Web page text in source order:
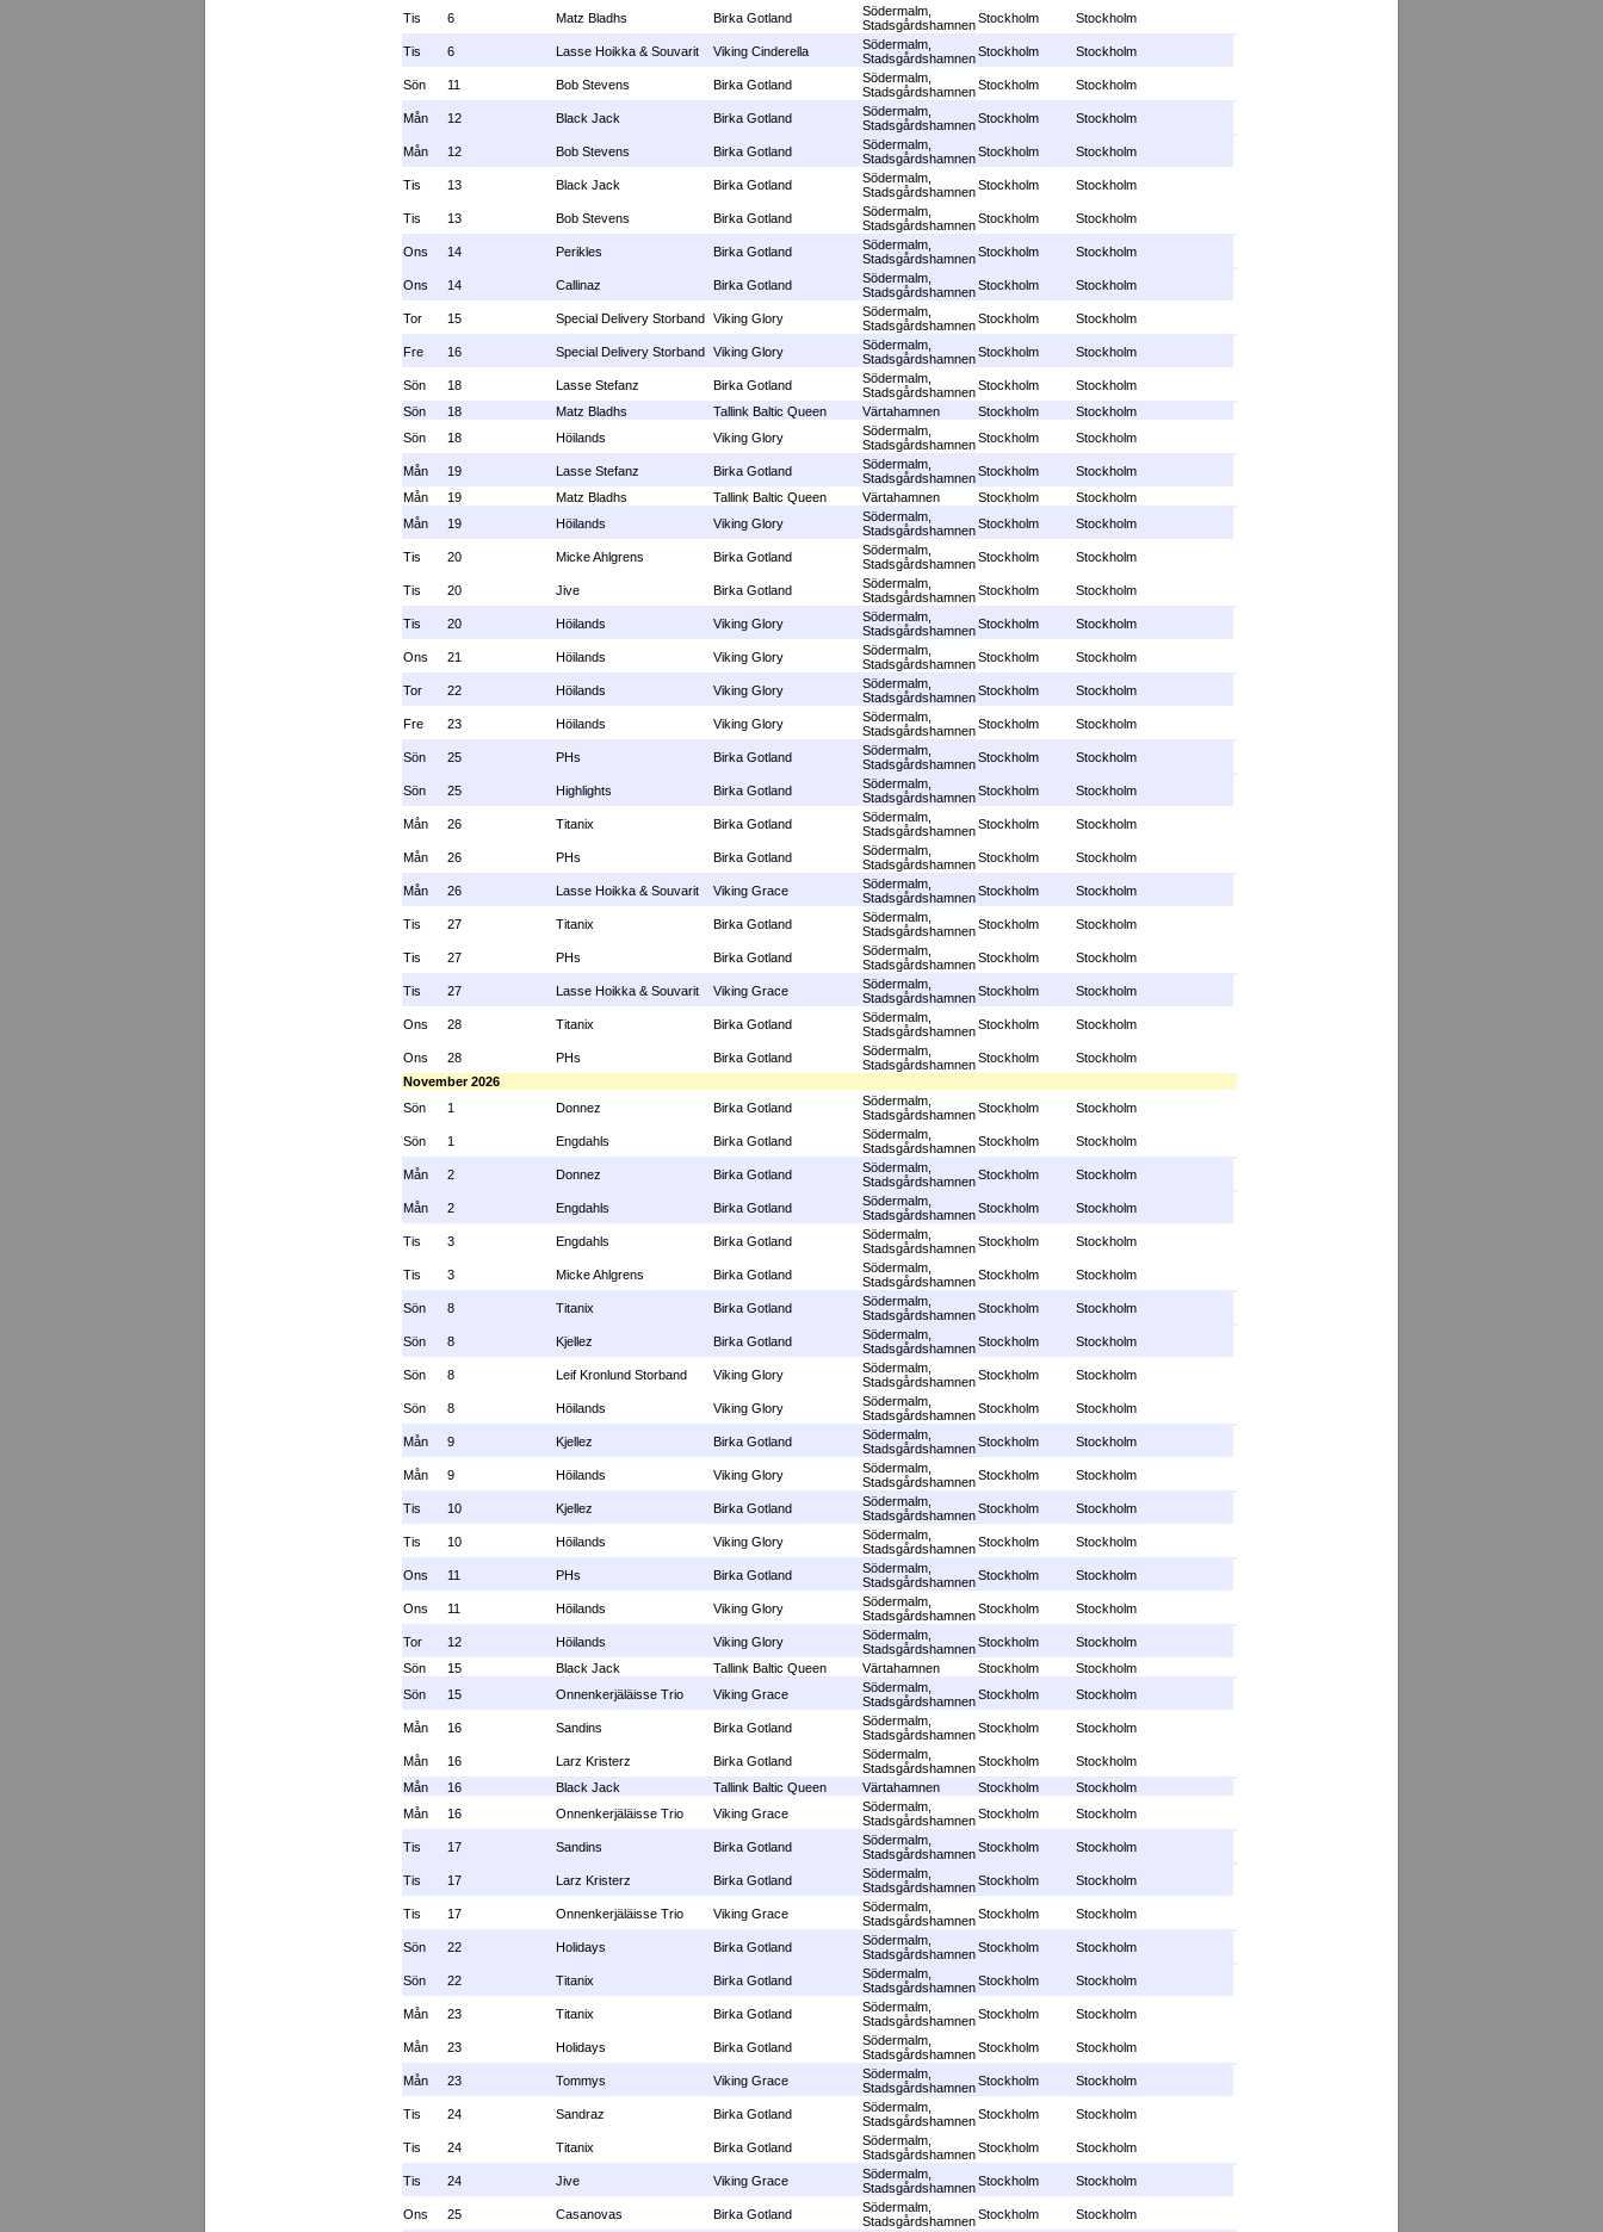
Tis 6 Matz Bladhs Birka Gotland
Södermalm,
StadsgårdshamnenStockholm Stockholm
Tis 6 Lasse Hoikka & Souvarit Viking Cinderella
Södermalm,
StadsgårdshamnenStockholm Stockholm
Sön 11 Bob Stevens Birka Gotland
Södermalm,
StadsgårdshamnenStockholm Stockholm
Mån 12 Black Jack Birka Gotland
Södermalm,
StadsgårdshamnenStockholm Stockholm
Mån 12 Bob Stevens Birka Gotland
Södermalm,
StadsgårdshamnenStockholm Stockholm
Tis 13 Black Jack Birka Gotland
Södermalm,
StadsgårdshamnenStockholm Stockholm
Tis 13 Bob Stevens Birka Gotland
Södermalm,
StadsgårdshamnenStockholm Stockholm
Ons 14 Perikles Birka Gotland
Södermalm,
StadsgårdshamnenStockholm Stockholm
Ons 14 Callinaz Birka Gotland
Södermalm,
StadsgårdshamnenStockholm Stockholm
Tor 15 Special Delivery Storband Viking Glory
Södermalm,
StadsgårdshamnenStockholm Stockholm
Fre 16 Special Delivery Storband Viking Glory
Södermalm,
StadsgårdshamnenStockholm Stockholm
Sön 18 Lasse Stefanz Birka Gotland
Södermalm,
StadsgårdshamnenStockholm
Stockholm
Sön
18 Matz Bladhs Tallink Baltic Queen Värtahamnen Stockholm
Stockholm
Sön
18 Höilands Viking Glory
Södermalm,
StadsgårdshamnenStockholm Stockholm
Mån 19 Lasse Stefanz Birka Gotland
Södermalm,
StadsgårdshamnenStockholm
Stockholm
Mån
19 Matz Bladhs Tallink Baltic Queen Värtahamnen Stockholm
Stockholm
Mån
19 Höilands Viking Glory
Södermalm,
StadsgårdshamnenStockholm Stockholm
Tis 20 Micke Ahlgrens Birka Gotland
Södermalm,
StadsgårdshamnenStockholm Stockholm
Tis 20 Jive Birka Gotland
Södermalm,
StadsgårdshamnenStockholm Stockholm
Tis 20 Höilands Viking Glory
Södermalm,
StadsgårdshamnenStockholm Stockholm
Ons 21 Höilands Viking Glory
Södermalm,
StadsgårdshamnenStockholm Stockholm
Tor 22 Höilands Viking Glory
Södermalm,
StadsgårdshamnenStockholm Stockholm
Fre 23 Höilands Viking Glory
Södermalm,
StadsgårdshamnenStockholm Stockholm
Sön 25 PHs Birka Gotland
Södermalm,
StadsgårdshamnenStockholm Stockholm
Sön 25 Highlights Birka Gotland
Södermalm,
StadsgårdshamnenStockholm Stockholm
Mån 26 Titanix Birka Gotland
Södermalm,
StadsgårdshamnenStockholm Stockholm
Mån 26 PHs Birka Gotland
Södermalm,
StadsgårdshamnenStockholm Stockholm
Mån 26 Lasse Hoikka & Souvarit Viking Grace
Södermalm,
StadsgårdshamnenStockholm Stockholm
Tis 27 Titanix Birka Gotland
Södermalm,
StadsgårdshamnenStockholm Stockholm
Tis 27 PHs Birka Gotland
Södermalm,
StadsgårdshamnenStockholm Stockholm
Tis 27 Lasse Hoikka & Souvarit Viking Grace
Södermalm,
StadsgårdshamnenStockholm Stockholm
Ons 28 Titanix Birka Gotland
Södermalm,
StadsgårdshamnenStockholm Stockholm
Ons 28 PHs Birka Gotland
Södermalm,
StadsgårdshamnenStockholm
Stockholm
November 2026
Sön
1 Donnez Birka Gotland
Södermalm,
StadsgårdshamnenStockholm Stockholm
Sön 1 Engdahls Birka Gotland
Södermalm,
StadsgårdshamnenStockholm Stockholm
Mån 2 Donnez Birka Gotland
Södermalm,
StadsgårdshamnenStockholm Stockholm
Mån 2 Engdahls Birka Gotland
Södermalm,
StadsgårdshamnenStockholm Stockholm
Tis 3 Engdahls Birka Gotland
Södermalm,
StadsgårdshamnenStockholm Stockholm
Tis 3 Micke Ahlgrens Birka Gotland
Södermalm,
StadsgårdshamnenStockholm Stockholm
Sön 8 Titanix Birka Gotland
Södermalm,
StadsgårdshamnenStockholm Stockholm
Sön 8 Kjellez Birka Gotland
Södermalm,
StadsgårdshamnenStockholm Stockholm
Sön 8 Leif Kronlund Storband Viking Glory
Södermalm,
StadsgårdshamnenStockholm Stockholm
Sön 8 Höilands Viking Glory
Södermalm,
StadsgårdshamnenStockholm Stockholm
Mån 9 Kjellez Birka Gotland
Södermalm,
StadsgårdshamnenStockholm Stockholm
Mån 9 Höilands Viking Glory
Södermalm,
StadsgårdshamnenStockholm Stockholm
Tis 10 Kjellez Birka Gotland
Södermalm,
StadsgårdshamnenStockholm Stockholm
Tis 10 Höilands Viking Glory
Södermalm,
StadsgårdshamnenStockholm Stockholm
Ons 11 PHs Birka Gotland
Södermalm,
StadsgårdshamnenStockholm Stockholm
Ons 11 Höilands Viking Glory
Södermalm,
StadsgårdshamnenStockholm Stockholm
Tor 12 Höilands Viking Glory
Södermalm,
StadsgårdshamnenStockholm
Stockholm
Sön
15 Black Jack Tallink Baltic Queen Värtahamnen Stockholm
Stockholm
Sön
15 Onnenkerjäläisse Trio Viking Grace
Södermalm,
StadsgårdshamnenStockholm Stockholm
Mån 16 Sandins Birka Gotland
Södermalm,
StadsgårdshamnenStockholm Stockholm
Mån 16 Larz Kristerz Birka Gotland
Södermalm,
StadsgårdshamnenStockholm
Stockholm
Mån
16 Black Jack Tallink Baltic Queen Värtahamnen Stockholm
Stockholm
Mån
16 Onnenkerjäläisse Trio Viking Grace
Södermalm,
StadsgårdshamnenStockholm Stockholm
Tis 17 Sandins Birka Gotland
Södermalm,
StadsgårdshamnenStockholm Stockholm
Tis 17 Larz Kristerz Birka Gotland
Södermalm,
StadsgårdshamnenStockholm Stockholm
Tis 17 Onnenkerjäläisse Trio Viking Grace
Södermalm,
StadsgårdshamnenStockholm Stockholm
Sön 22 Holidays Birka Gotland
Södermalm,
StadsgårdshamnenStockholm Stockholm
Sön 22 Titanix Birka Gotland
Södermalm,
StadsgårdshamnenStockholm Stockholm
Mån 23 Titanix Birka Gotland
Södermalm,
StadsgårdshamnenStockholm Stockholm
Mån 23 Holidays Birka Gotland
Södermalm,
StadsgårdshamnenStockholm Stockholm
Mån 23 Tommys Viking Grace
Södermalm,
StadsgårdshamnenStockholm Stockholm
Tis 24 Sandraz Birka Gotland
Södermalm,
StadsgårdshamnenStockholm Stockholm
Tis 24 Titanix Birka Gotland
Södermalm,
StadsgårdshamnenStockholm Stockholm
Tis 24 Jive Viking Grace
Södermalm,
StadsgårdshamnenStockholm Stockholm
Ons 25 Casanovas Birka Gotland
Södermalm,
StadsgårdshamnenStockholm Stockholm